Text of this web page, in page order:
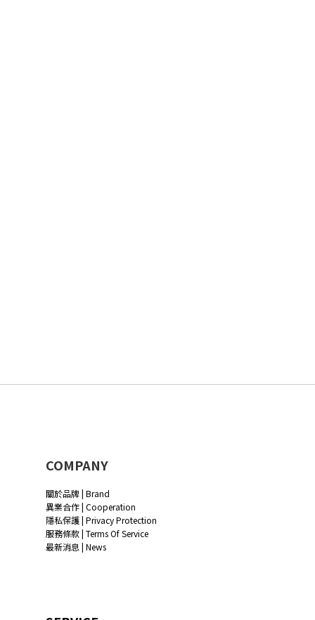
COMPANY
關於品牌 | Brand
異業合作 | Cooperation
隱私保護 | Privacy Protection
服務條款 | Terms Of Service
最新消息 | News